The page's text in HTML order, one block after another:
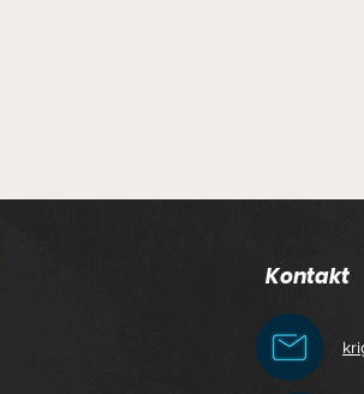
Kontakt